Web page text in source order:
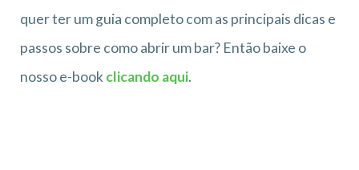
quer ter um guia completo com as principais dicas e
passos sobre como abrir um bar? Então baixe o
nosso e-book clicando aqui.